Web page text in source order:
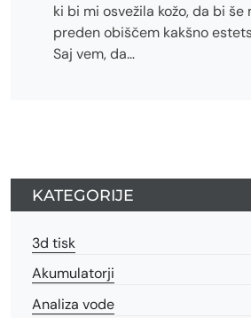
ki bi mi osvežila kožo, da bi še
preden obiščem kakšno
Saj vem, da…
KATEGORIJE
3d tisk
Akumulatorji
Analiza vode